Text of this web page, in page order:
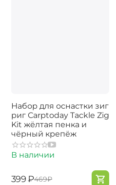
Набор для оснастки зиг
риг Carptoday Tackle Zig
Kit жёлтая пенка и
чёрный крепёж
В наличии
‍399‍ ₽‍469‍₽